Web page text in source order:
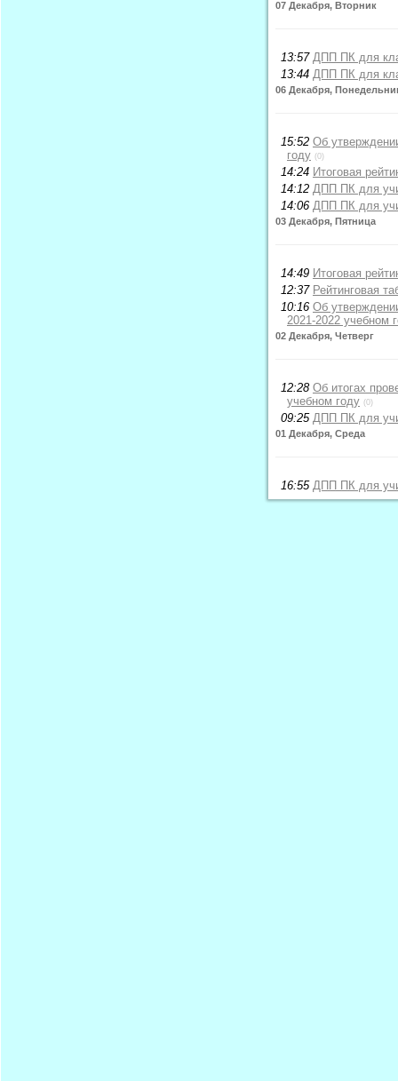
07 Декабря, Вторник
13:57 ДПП ПК для
13:44 ДПП ПК для
06 Декабря,
15:52 Об
году (0)
14:24 Итоговая
14:12 ДПП ПК для
14:06 ДПП ПК для
03 Декабря, Пятница
14:49 Итоговая
12:37 Рейтинговая
10:16 Об
2021-2022 учебном
02 Декабря, Четверг
12:28 Об итогах
учебном году (0)
09:25 ДПП ПК для
01 Декабря, Среда
16:55 ДПП ПК для